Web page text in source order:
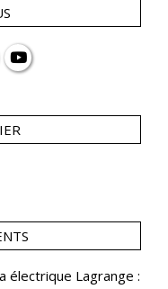
électrique Lagrange :